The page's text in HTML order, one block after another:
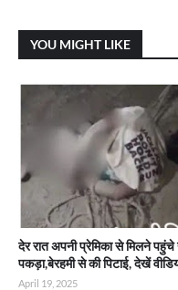
YOU MIGHT LIKE
देर रात अपनी प्रेमिका से मिलने
पकड़ा,बेरहमी से की पिटाई, देखें
April 19, 2025